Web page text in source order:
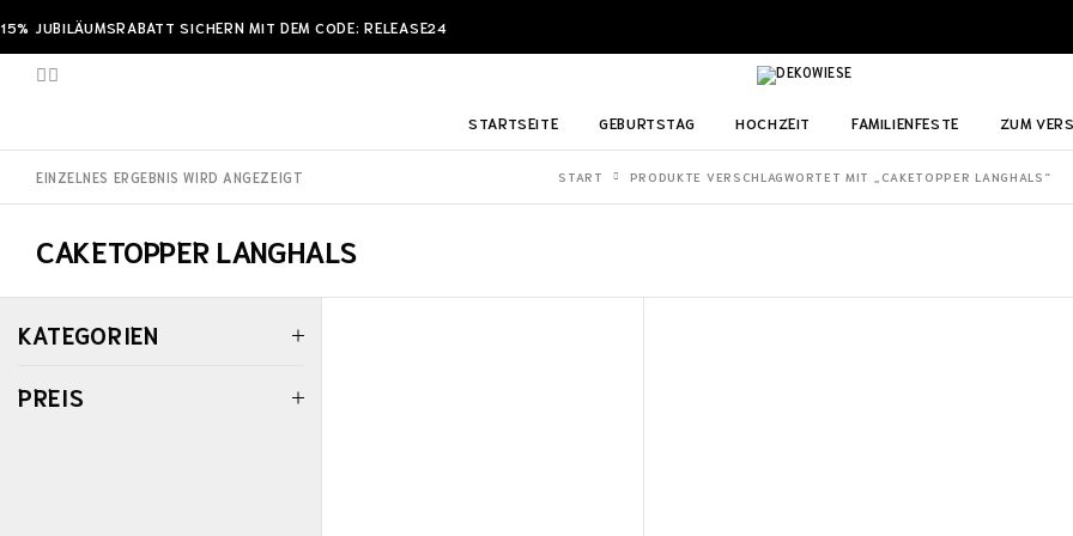
15% JUBILÄUMSRABATT SICHERN MIT DEM CODE: RELEASE24
STARTSEITE GEBURTSTAG HOCHZEIT FAMILIENFESTE ZUM
EINZELNES ERGEBNIS WIRD ANGEZEIGT START PRODUKTE VERSCHLAGWORTET MIT „CAKETOPPER LANGHALS“
CAKETOPPER LANGHALS
KATEGORIEN
PREIS